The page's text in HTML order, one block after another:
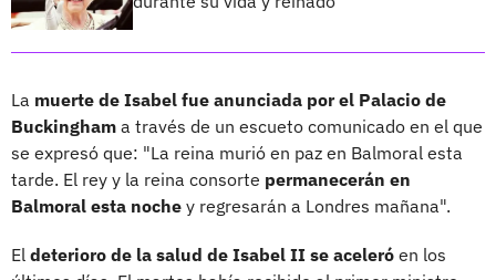
La muerte de Isabel fue anunciada por el Palacio de
Buckingham a través de un escueto comunicado en el que
se expresó que: "La reina murió en paz en Balmoral esta
tarde. El rey y la reina consorte permanecerán en
Balmoral esta noche y regresarán a Londres mañana".
El deterioro de la salud de Isabel II se aceleró en los